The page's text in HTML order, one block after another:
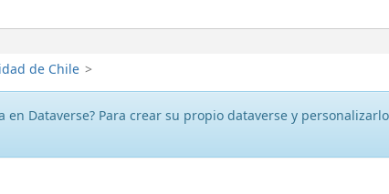
de Chile >
en Dataverse? Para crear su propio dataverse y